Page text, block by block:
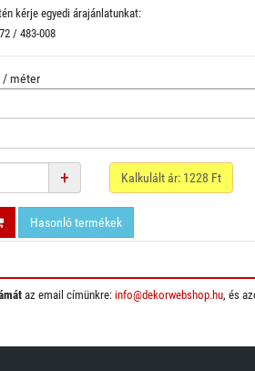
kérje egyedi árajánlatunkat:
/ 483-008
/ méter
+ Kalkulált ár: 1228 Ft
Hasonló termékek
az email címünkre: info@dekorwebshop.hu, és